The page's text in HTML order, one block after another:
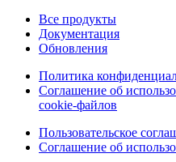
Все продукты
Документация
Обновления
Политика
Соглашение об
cookie-файлов
Пользовательское
Соглашение об